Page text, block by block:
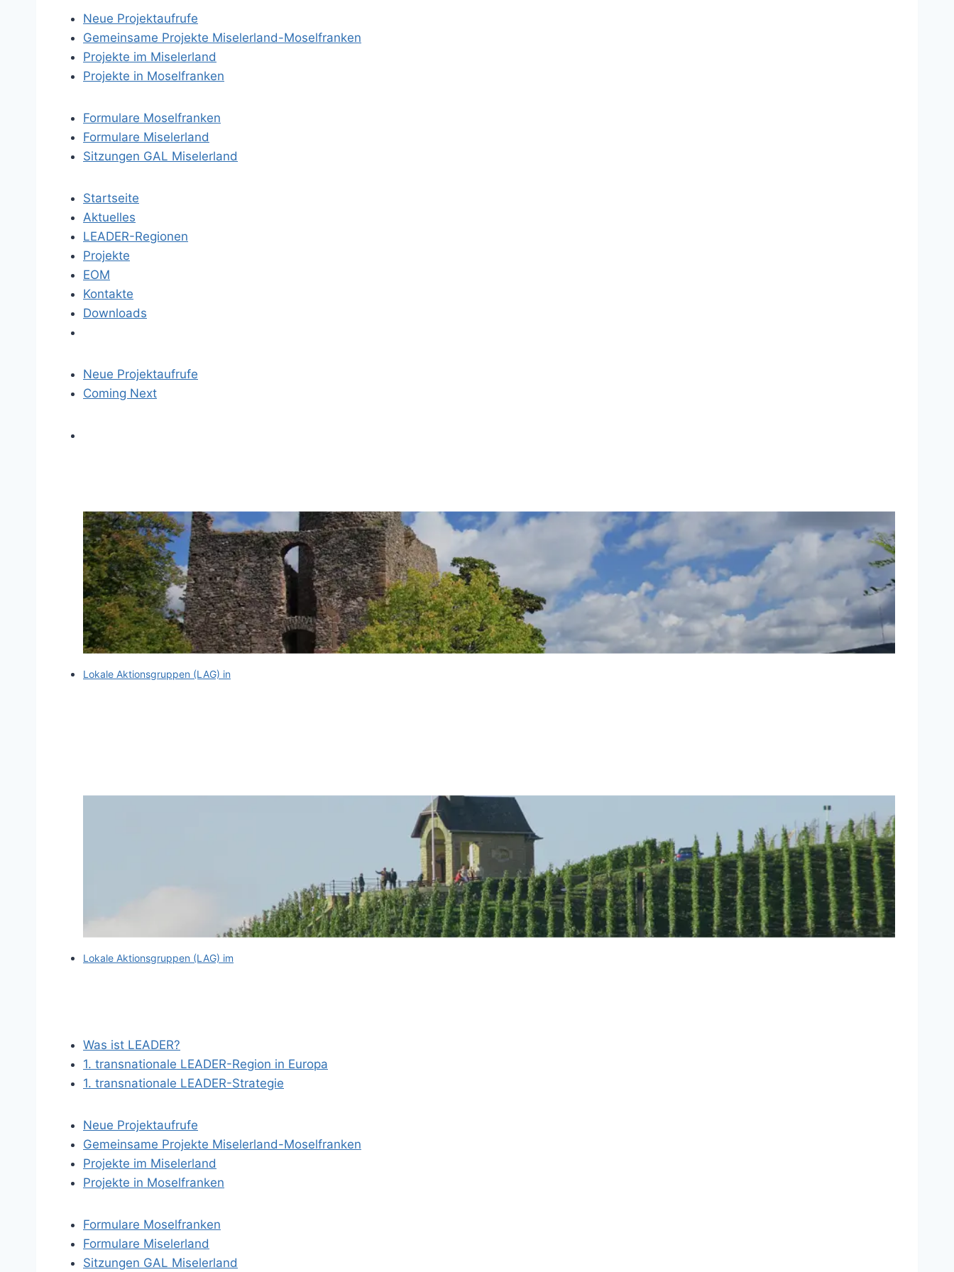
Neue Projektaufrufe
Gemeinsame Projekte Miselerland-Moselfranken
Projekte im Miselerland
Projekte in Moselfranken
Formulare Moselfranken
Formulare Miselerland
Sitzungen GAL Miselerland
Startseite
Aktuelles
LEADER-Regionen
Projekte
EOM
Kontakte
Downloads
Neue Projektaufrufe
Coming Next
Lokale Aktionsgruppen (LAG) in
Lokale Aktionsgruppen (LAG) im
Was ist LEADER?
1. transnationale LEADER-Region in Europa
1. transnationale LEADER-Strategie
Neue Projektaufrufe
Gemeinsame Projekte Miselerland-Moselfranken
Projekte im Miselerland
Projekte in Moselfranken
Formulare Moselfranken
Formulare Miselerland
Sitzungen GAL Miselerland